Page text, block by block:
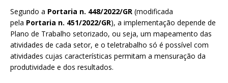
Segundo a Portaria n. 448/2022/GR (modificada
pela Portaria n. 451/2022/GR), a implementação depende de
Plano de Trabalho setorizado, ou seja, um mapeamento das
atividades de cada setor, e o teletrabalho só é possível com
atividades cujas características permitam a mensuração da
produtividade e dos resultados.